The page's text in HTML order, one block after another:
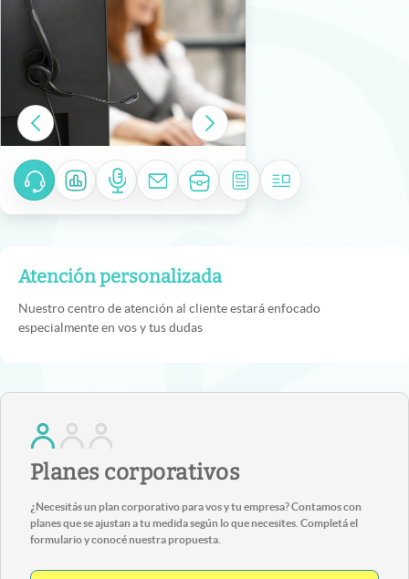
Atención personalizada
Nuestro centro de atención al cliente estará enfocado
especialmente en vos y tus dudas
Planes corporativos
¿Necesitás un plan corporativo para vos y tu empresa? Contamos con
planes que se ajustan a tu medida según lo que necesites. Completá el
formulario y conocé nuestra propuesta.